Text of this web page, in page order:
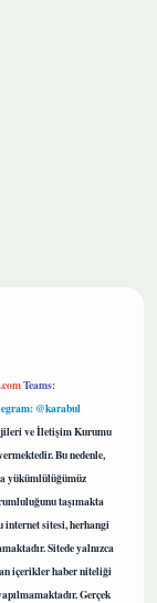
Teams:
@karabul
ve İletişim Kurumu
Bu nedenle,
yükümlülüğümüz
taşımakta
internet sitesi, herhangi
Sitede yalnızca
içerikler haber niteliği
Gerçek